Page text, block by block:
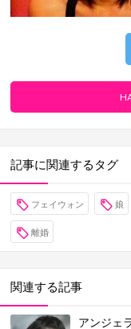
記事に関連するタグ
フェイウォン 娘
離婚
関連する記事
アンジェ